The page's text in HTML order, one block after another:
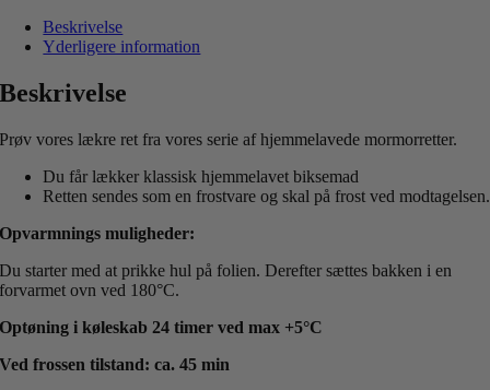
Beskrivelse
Yderligere information
Beskrivelse
Prøv vores lækre ret fra vores serie af hjemmelavede mormorretter.
Du får lækker klassisk hjemmelavet biksemad
Retten sendes som en frostvare og skal på frost ved modtagelsen.
Opvarmnings muligheder:
Du starter med at prikke hul på folien. Derefter sættes bakken i en
forvarmet ovn ved 180°C.
Optøning i køleskab 24 timer ved max +5°C
Ved frossen tilstand: ca. 45 min